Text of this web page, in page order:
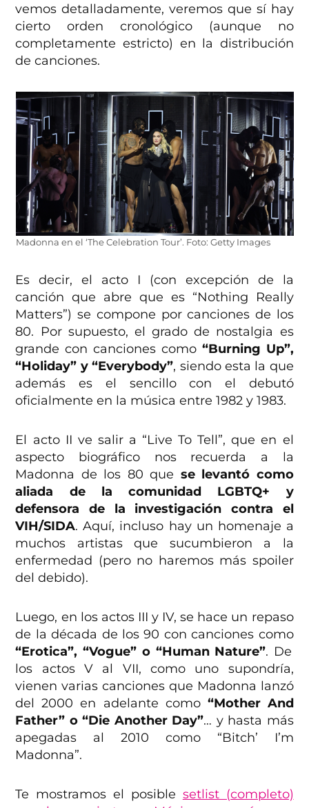
vemos detalladamente, veremos que sí hay
cierto orden cronológico (aunque no
completamente estricto) en la distribución
de canciones.
Madonna en el ‘The Celebration Tour’. Foto: Getty Images
Es decir, el acto I (con excepción de la
canción que abre que es “Nothing Really
Matters”) se compone por canciones de los
80. Por supuesto, el grado de nostalgia es
grande con canciones como“Burning Up”,
“Holiday” y “Everybody”, siendo esta la que
además es el sencillo con el debutó
oficialmente en la música entre 1982 y 1983.
El acto II ve salir a “Live To Tell”, que en el
aspecto biográfico nos recuerda a la
Madonna de los 80 que se levantó como
aliada de la comunidad LGBTQ+ y
defensora de la investigación contra el
VIH/SIDA. Aquí, incluso hay un homenaje a
muchos artistas que sucumbieron a la
enfermedad (pero no haremos más spoiler
del debido).
Luego, en los actos III y IV, se hace un repaso
de la década de los 90 con canciones como
“Erotica”, “Vogue” o “Human Nature”. De
los actos V al VII, como uno supondría,
vienen varias canciones que Madonna lanzó
del 2000 en adelante como “Mother And
Father” o “Die Another Day”… y hasta más
apegadas al 2010 como “Bitch’ I’m
Madonna”.
Te mostramos el posible setlist (completo)